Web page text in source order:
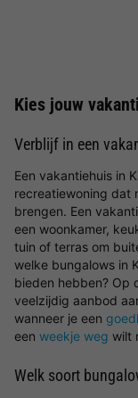
Kies jouw
Verblijf in een
Een vakantiehuis in
recreatiewoning dat
brengen. Een
een woonkamer,
tuin of terras om
welke bungalows in
bieden hebben? Op
veelzijdig aanbod
wanneer je een
een weekje weg wilt
Welk soort